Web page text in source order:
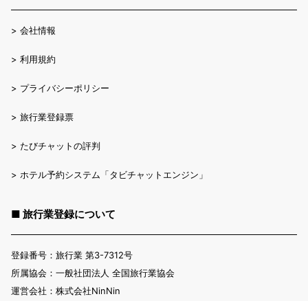
> 会社情報
> 利用規約
> プライバシーポリシー
> 旅行業登録票
> たびチャットの評判
> ホテル予約システム「タビチャットエンジン」
■ 旅行業登録について
登録番号：旅行業 第3-7312号
所属協会：一般社団法人 全国旅行業協会
運営会社：株式会社NinNin